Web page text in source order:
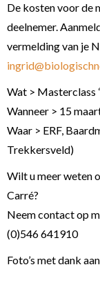
De kosten voor de
deelnemer.
vermelding van je
Wat > Masterclass
Wanneer > 15
Waar > ERF,
Trekkersveld)
Wilt u meer weten
Carré?
Neem contact op
(0)546 641910
Foto’s met dank